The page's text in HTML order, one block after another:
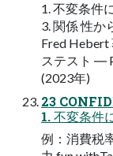
1. 不変条件
3. 関係 性か
Fred Hebert
ステスト ―
(2023年)
23
1. 不変条
例：消費税